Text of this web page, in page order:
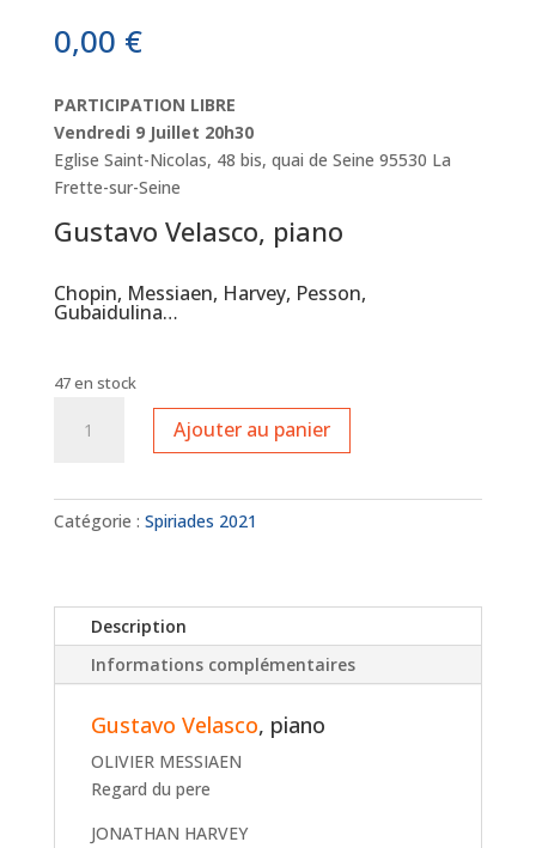
0,00 €
PARTICIPATION LIBRE
Vendredi 9 Juillet 20h30
Eglise Saint-Nicolas, 48 bis, quai de Seine 95530 La
Frette-sur-Seine
Gustavo Velasco, piano
Chopin, Messiaen, Harvey, Pesson,
Gubaidulina…
47 en stock
-
Ajouter au panier
Catégorie : Spiriades 2021
Description
Informations complémentaires
Gustavo Velasco, piano
OLIVIER MESSIAEN
Regard du pere
JONATHAN HARVEY